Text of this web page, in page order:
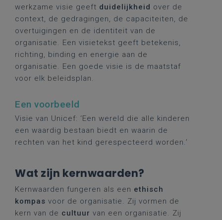
werkzame visie geeft duidelijkheid over de
context, de gedragingen, de capaciteiten, de
overtuigingen en de identiteit van de
organisatie. Een visietekst geeft betekenis,
richting, binding en energie aan de
organisatie. Een goede visie is de maatstaf
voor elk beleidsplan.
Een voorbeeld
Visie van Unicef: ‘Een wereld die alle kinderen
een waardig bestaan biedt en waarin de
rechten van het kind gerespecteerd worden.’
Wat zijn kernwaarden?
Kernwaarden fungeren als een ethisch
kompas voor de organisatie. Zij vormen de
kern van de cultuur van een organisatie. Zij